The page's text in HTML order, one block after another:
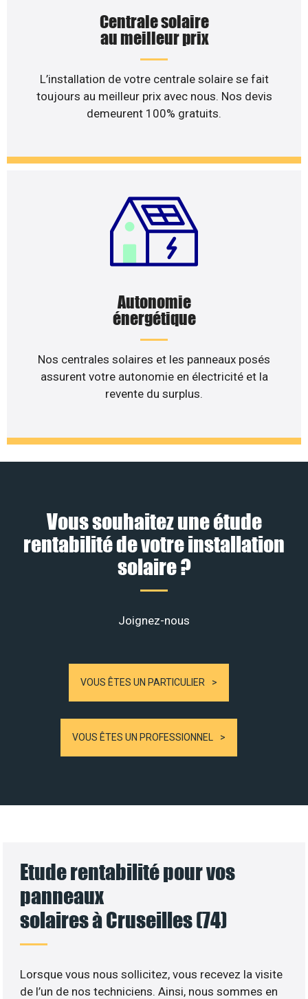
Centrale solaire
au meilleur prix
L’installation de votre centrale solaire se fait
toujours au meilleur prix avec nous. Nos devis
demeurent 100% gratuits.
Autonomie
énergétique
Nos centrales solaires et les panneaux posés
assurent votre autonomie en électricité et la
revente du surplus.
Vous souhaitez une étude
rentabilité de votre installation
solaire ?
Joignez-nous
VOUS ÊTES UN PARTICULIER
VOUS ÊTES UN PROFESSIONNEL
Etude rentabilité pour vos
panneaux
solaires à Cruseilles (74)
Lorsque vous nous sollicitez, vous recevez la visite
de l’un de nos techniciens. Ainsi, nous sommes en